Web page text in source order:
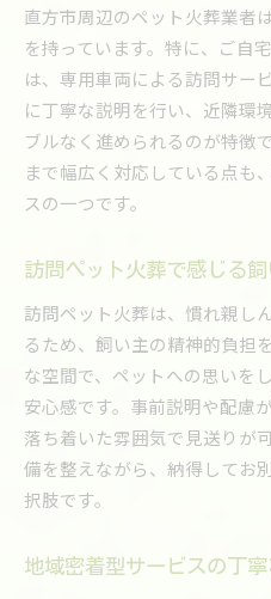
直方市周辺のペット火葬業者
を持っています。特に、ご自
は、専用車両による訪問サー
に丁寧な説明を行い、近隣環
ブルなく進められるのが特徴
まで幅広く対応している点も
スの一つです。
訪問ペット火葬で感じる
訪問ペット火葬は、慣れ親し
るため、飼い主の精神的負担
な空間で、ペットへの思いを
安心感です。事前説明や配慮
落ち着いた雰囲気で見送りが
備を整えながら、納得してお
択肢です。
地域密着型サービスの丁寧